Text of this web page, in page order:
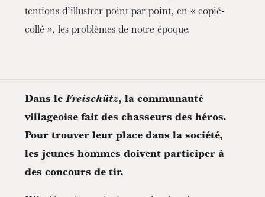
tentions d’illustrer point par point, en « copié-
collé », les problèmes de notre époque.
Dans leFreischütz, la communauté
villageoise fait des chasseurs des héros.
Pour trouver leur place dans la société,
les jeunes hommes doivent participer à
des concours de tir.